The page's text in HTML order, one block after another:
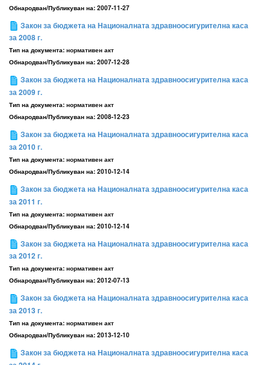
Обнародван/Публикуван на: 2007-11-27
Закон за бюджета на Националната здравноосигурителна каса
за 2008 г.
Тип на документа: нормативен акт
Обнародван/Публикуван на: 2007-12-28
Закон за бюджета на Националната здравноосигурителна каса
за 2009 г.
Тип на документа: нормативен акт
Обнародван/Публикуван на: 2008-12-23
Закон за бюджета на Националната здравноосигурителна каса
за 2010 г.
Тип на документа: нормативен акт
Обнародван/Публикуван на: 2010-12-14
Закон за бюджета на Националната здравноосигурителна каса
за 2011 г.
Тип на документа: нормативен акт
Обнародван/Публикуван на: 2010-12-14
Закон за бюджета на Националната здравноосигурителна каса
за 2012 г.
Тип на документа: нормативен акт
Обнародван/Публикуван на: 2012-07-13
Закон за бюджета на Националната здравноосигурителна каса
за 2013 г.
Тип на документа: нормативен акт
Обнародван/Публикуван на: 2013-12-10
Закон за бюджета на Националната здравноосигурителна каса